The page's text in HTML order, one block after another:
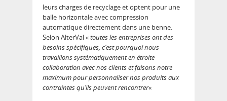
leurs charges de recyclage et optent pour une
balle horizontale avec compression
automatique directement dans une benne.
Selon AlterVal «toutes les entreprises ont des
besoins spécifiques, c’est pourquoi nous
travaillons systématiquement en étroite
collaboration avec nos clients et faisons notre
maximum pour personnaliser nos produits aux
contraintes qu’ils peuvent rencontrer«